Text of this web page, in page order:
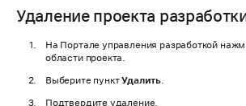
Удаление проекта
На Портале управления разработкой
области проекта.
Выберите пунктУдалить.
Подтвердите удаление.